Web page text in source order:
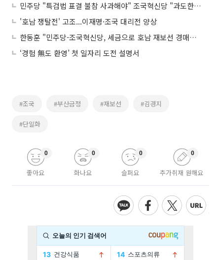
민주당 "특검법 표결 불참 사과해야" 조국혁신당 "과도한 공격...그만할 때 돼"
'호남 쟁탈전' 고조...이재명·조국 대리전 양상
한동훈 "민주당-조국혁신당, 세금으로 호남 재보선 경매판 만들어"
‘경험 無도 환영’ 첫 일자리 도전 설명서
#조국 #부산금정 #재보선 #김경지
#단일화
좋아요
0
화나요
0
슬퍼요
0
추가취재 원해요
0